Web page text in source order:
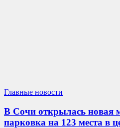
Главные новости
В Сочи открылась новая
парковка на 123 места в